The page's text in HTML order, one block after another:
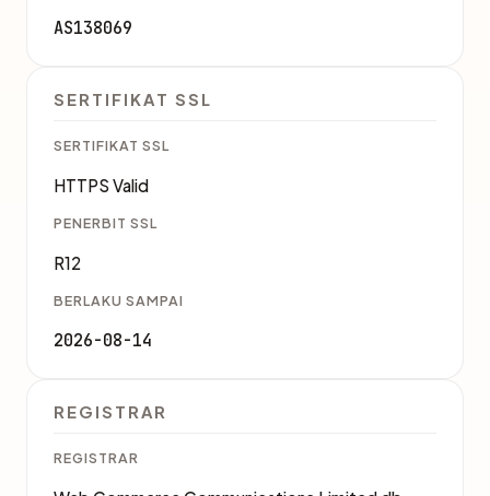
AS138069
SERTIFIKAT SSL
SERTIFIKAT SSL
HTTPS Valid
PENERBIT SSL
R12
BERLAKU SAMPAI
2026-08-14
REGISTRAR
REGISTRAR